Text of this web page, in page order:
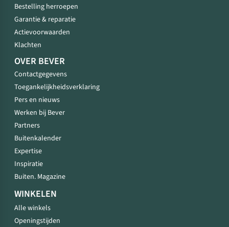
Bestelling herroepen
Garantie & reparatie
Actievoorwaarden
Klachten
OVER BEVER
Contactgegevens
Toegankelijkheidsverklaring
Pers en nieuws
Werken bij Bever
Partners
Buitenkalender
Expertise
Inspiratie
Buiten. Magazine
WINKELEN
Alle winkels
Openingstijden